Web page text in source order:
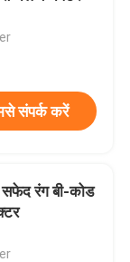
संपर्क करें
रंग बी-कोड